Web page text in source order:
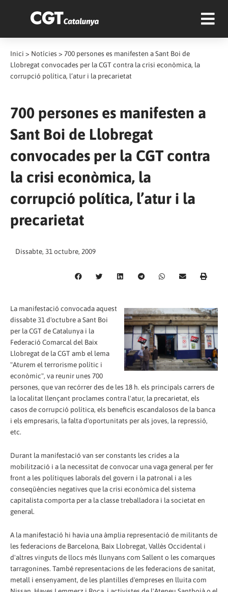
Inici > Notícies > 700 persones es manifesten a Sant Boi de
Llobregat convocades per la CGT contra la crisi econòmica, la
corrupció política, l’atur i la precarietat
700 persones es manifesten a
Sant Boi de Llobregat
convocades per la CGT contra
la crisi econòmica, la
corrupció política, l’atur i la
precarietat
Dissabte, 31 octubre, 2009
La manifestació convocada aquest
dissabte 31 d'octubre a Sant Boi
per la CGT de Catalunya i la
Federació Comarcal del Baix
Llobregat de la CGT amb el lema
"Aturem el terrorisme polític i
econòmic", va reunir unes 700
persones, que van recórrer des de les 18 h. els principals carrers de
la localitat llençant proclames contra l'atur, la precarietat, els
casos de corrupció política, els beneficis escandalosos de la banca
i els empresaris, la falta d'oportunitats per als joves, la repressió,
etc.
Durant la manifestació van ser constants les crides a la
mobilització i a la necessitat de convocar una vaga general per fer
front a les polítiques laborals del govern i la patronal i a les
conseqüències negatives que la crisi econòmica del sistema
capitalista comporta per a la classe treballadora i la societat en
general.
A la manifestació hi havia una àmplia representació de militants de
les federacions de Barcelona, Baix Llobregat, Vallès Occidental i
d'altres vinguts de llocs més llunyans com Sallent o les comarques
tarragonines. També representacions de les federacions de sanitat,
metall i ensenyament, de les plantilles d'empreses en lluita com